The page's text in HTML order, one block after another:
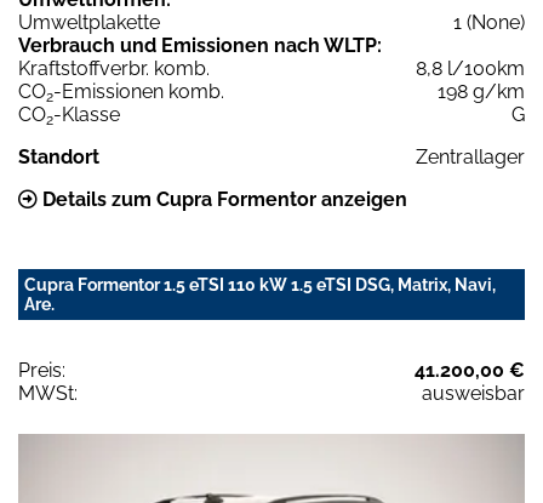
Umweltplakette
1 (None)
Verbrauch und Emissionen nach WLTP:
Kraftstoffverbr. komb.
8,8 l/100km
CO2-Emissionen komb.
198 g/km
CO2-Klasse
G
Standort
Zentrallager
Details zum Cupra Formentor anzeigen
Cupra Formentor 1.5 eTSI 110 kW 1.5 eTSI DSG, Matrix, Navi,
Are.
Preis:
41.200,00 €
MWSt:
ausweisbar